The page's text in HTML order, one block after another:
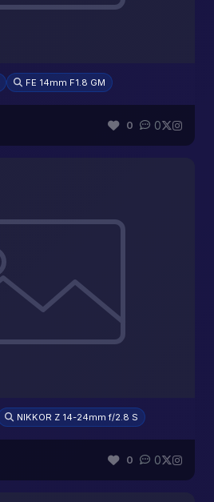
FE 14mm F1.8 GM
0 0
NIKKOR Z 14-24mm f/2.8 S
0 0